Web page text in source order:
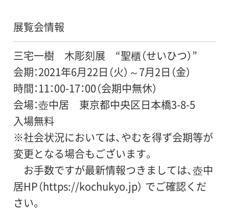
展覧会情報
三宅一樹 木彫刻展 “聖櫃（せいひつ）”
会期：2021年6月22日（火）～7月2日（金）
時間：11：00-17：00（会期中無休）
会場：壺中居 東京都中央区日本橋3-8-5
入場無料
※社会状況においては、やむを得ず会期等が
変更となる場合もございます。
お手数ですが最新情報つきましては、壺中
居HP（https://kochukyo.jp） でご確認くだ
さい。